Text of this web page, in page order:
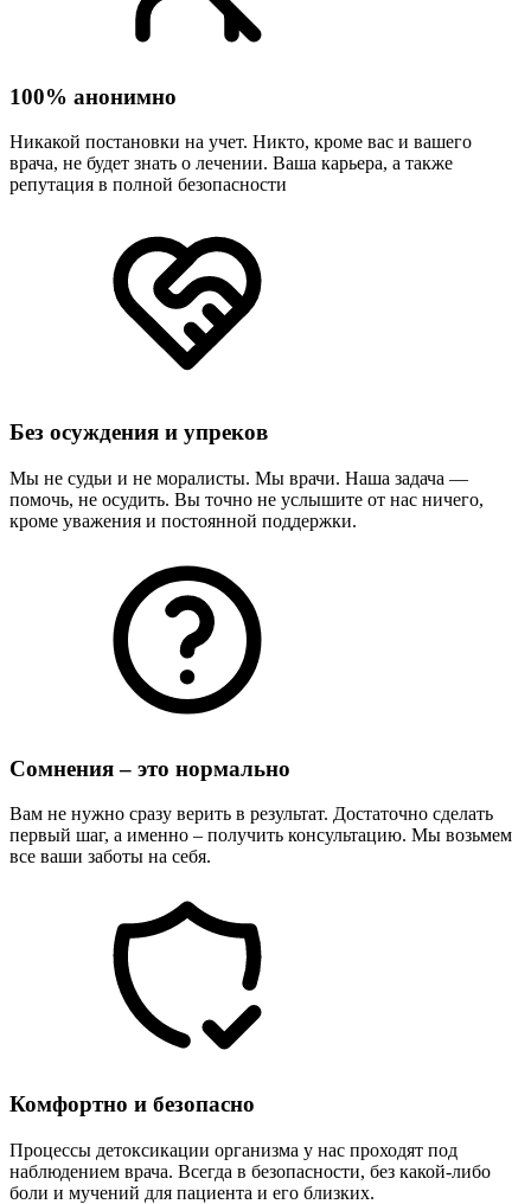
100% анонимно
Никакой постановки на учет. Никто, кроме вас и вашего
врача, не будет знать о лечении. Ваша карьера, а также
репутация в полной безопасности
Без осуждения и упреков
Мы не судьи и не моралисты. Мы врачи. Наша задача —
помочь, не осудить. Вы точно не услышите от нас ничего,
кроме уважения и постоянной поддержки.
Сомнения – это нормально
Вам не нужно сразу верить в результат. Достаточно сделать
первый шаг, а именно – получить консультацию. Мы возьмем
все ваши заботы на себя.
Комфортно и безопасно
Процессы детоксикации организма у нас проходят под
наблюдением врача. Всегда в безопасности, без какой-либо
боли и мучений для пациента и его близких.